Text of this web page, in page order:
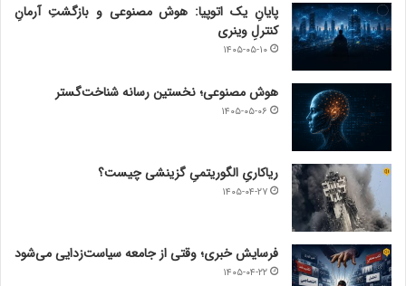
پایانِ یک اتوپیا: هوش مصنوعی و بازگشتِ آرمانِ
کنترلِ وینری
۱۴۰۵-۰۵-۱۰
هوش مصنوعی؛ نخستین رسانه شناخت‌گستر
۱۴۰۵-۰۵-۰۶
ریاکاریِ الگوریتمیِ گزینشی چیست؟
۱۴۰۵-۰۴-۲۷
فرسایش خبری؛ وقتی از جامعه سیاست‌زدایی می‌شود
۱۴۰۵-۰۴-۲۲